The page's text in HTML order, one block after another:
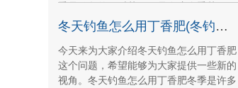
季是钓鱼的好时节，但是在这个季节里，
鱼儿的活动量会减
冬天钓鱼怎么用丁香肥(冬钓饵料加丁香油可以吗)
今天来为大家介绍冬天钓鱼怎么用丁香肥
这个问题，希望能够为大家提供一些新的
视角。冬天钓鱼怎么用丁香肥冬季是许多